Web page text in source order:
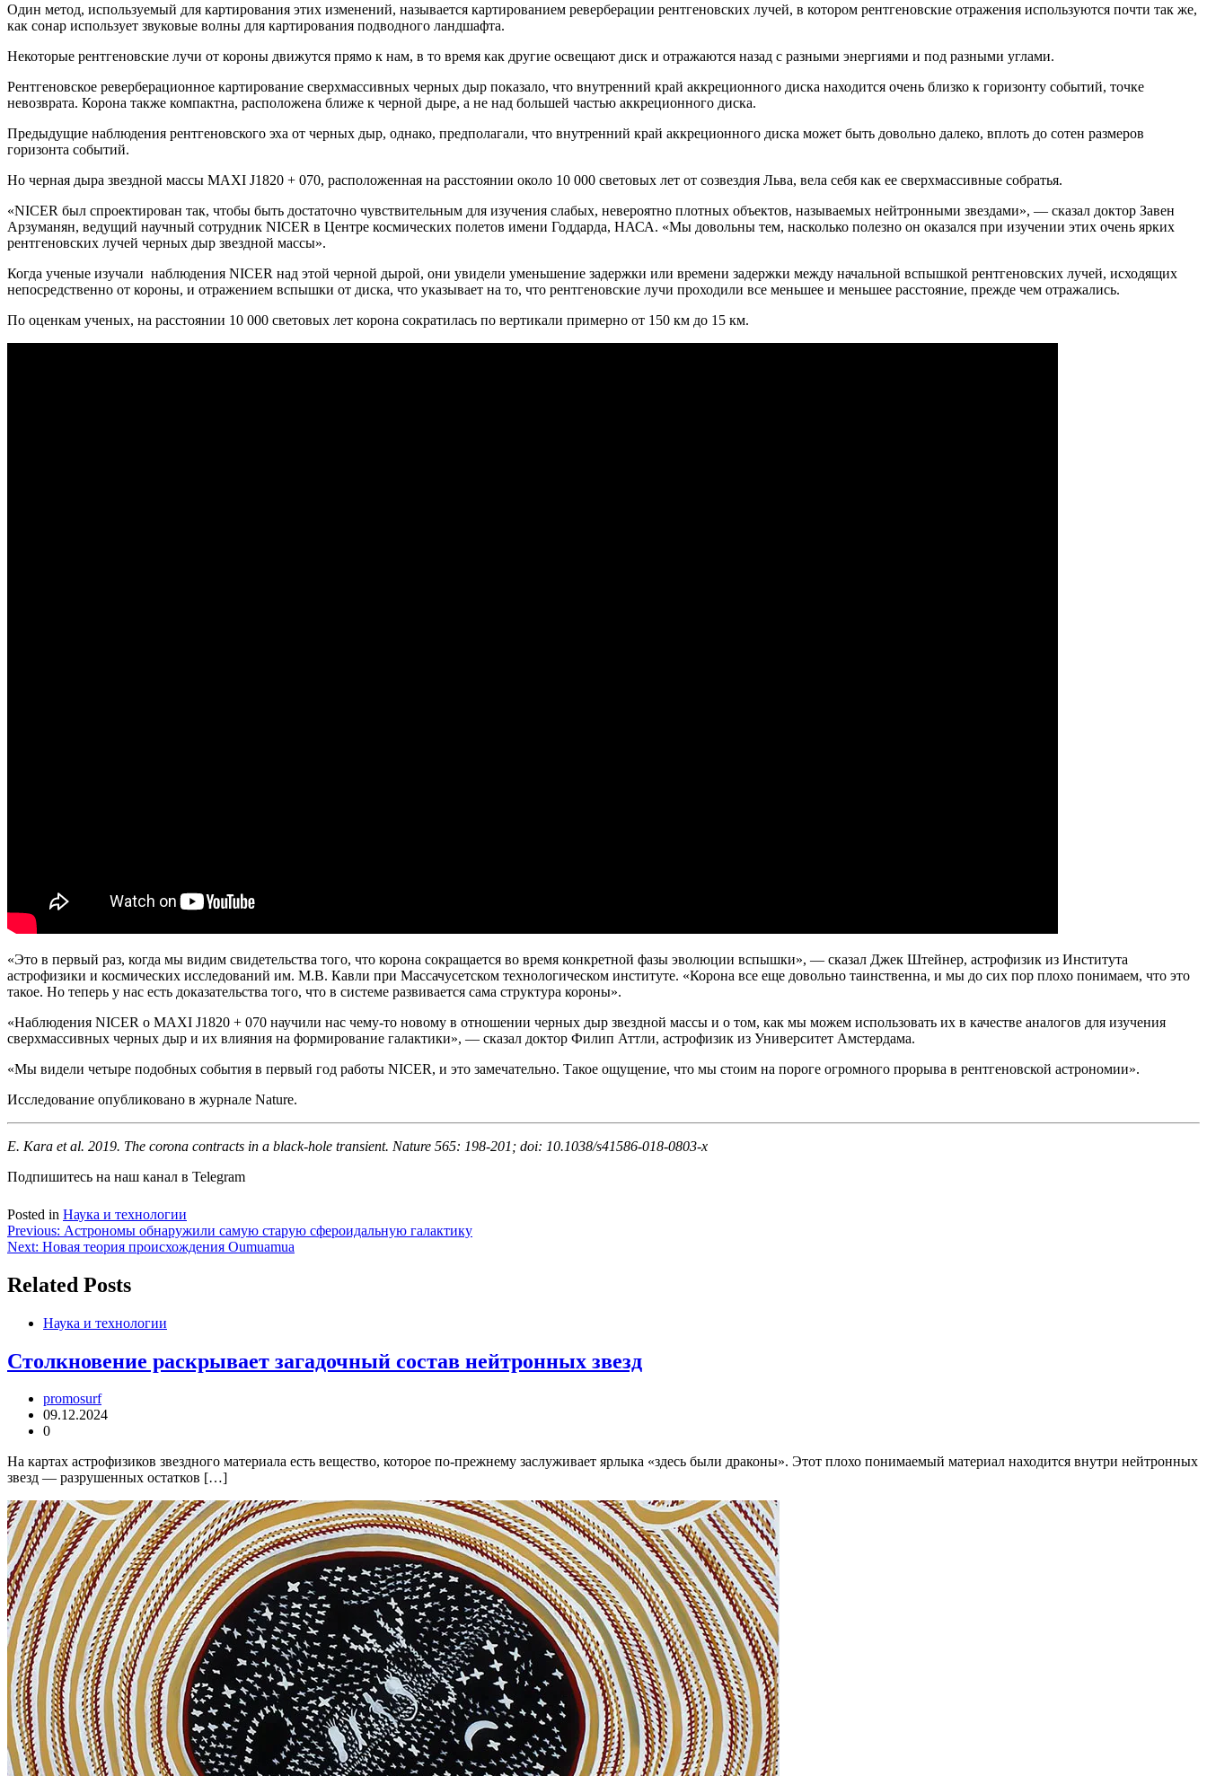
Один метод, используемый для картирования этих изменений, называется картированием реверберации рентгеновских лучей, в котором рентгеновские отражения используются почти так же,
как сонар использует звуковые волны для картирования подводного ландшафта.
Некоторые рентгеновские лучи от короны движутся прямо к нам, в то время как другие освещают диск и отражаются назад с разными энергиями и под разными углами.
Рентгеновское реверберационное картирование сверхмассивных черных дыр показало, что внутренний край аккреционного диска находится очень близко к горизонту событий, точке
невозврата. Корона также компактна, расположена ближе к черной дыре, а не над большей частью аккреционного диска.
Предыдущие наблюдения рентгеновского эха от черных дыр, однако, предполагали, что внутренний край аккреционного диска может быть довольно далеко, вплоть до сотен размеров
горизонта событий.
Но черная дыра звездной массы MAXI J1820 + 070, расположенная на расстоянии около 10 000 световых лет от созвездия Льва, вела себя как ее сверхмассивные собратья.
«NICER был спроектирован так, чтобы быть достаточно чувствительным для изучения слабых, невероятно плотных объектов, называемых нейтронными звездами», — сказал доктор Завен
Арзуманян, ведущий научный сотрудник NICER в Центре космических полетов имени Годдарда, НАСА. «Мы довольны тем, насколько полезно он оказался при изучении этих очень ярких
рентгеновских лучей черных дыр звездной массы».
Когда ученые изучали наблюдения NICER над этой черной дырой, они увидели уменьшение задержки или времени задержки между начальной вспышкой рентгеновских лучей, исходящих
непосредственно от короны, и отражением вспышки от диска, что указывает на то, что рентгеновские лучи проходили все меньшее и меньшее расстояние, прежде чем отражались.
По оценкам ученых, на расстоянии 10 000 световых лет корона сократилась по вертикали примерно от 150 км до 15 км.
«Это в первый раз, когда мы видим свидетельства того, что корона сокращается во время конкретной фазы эволюции вспышки», — сказал Джек Штейнер, астрофизик из Института
астрофизики и космических исследований им. М.В. Кавли при Массачусетском технологическом институте. «Корона все еще довольно таинственна, и мы до сих пор плохо понимаем, что это
такое. Но теперь у нас есть доказательства того, что в системе развивается сама структура короны».
«Наблюдения NICER о MAXI J1820 + 070 научили нас чему-то новому в отношении черных дыр звездной массы и о том, как мы можем использовать их в качестве аналогов для изучения
сверхмассивных черных дыр и их влияния на формирование галактики», — сказал доктор Филип Аттли, астрофизик из Университет Амстердама.
«Мы видели четыре подобных события в первый год работы NICER, и это замечательно. Такое ощущение, что мы стоим на пороге огромного прорыва в рентгеновской астрономии».
Исследование опубликовано в журнале Nature.
E. Kara et al. 2019. The corona contracts in a black-hole transient. Nature 565: 198-201; doi: 10.1038/s41586-018-0803-x
Подпишитесь на наш канал в Telegram
Posted in Наука и технологии
Навигация
по
записям
Previous: Астрономы обнаружили самую старую сфероидальную галактику
Next: Новая теория происхождения Oumuamua
Related Posts
Наука и технологии
Столкновение раскрывает загадочный состав нейтронных звезд
promosurf
09.12.2024
0
На картах астрофизиков звездного материала есть вещество, которое по-прежнему заслуживает ярлыка «здесь были драконы». Этот плохо понимаемый материал находится внутри нейтронных
звезд — разрушенных остатков […]